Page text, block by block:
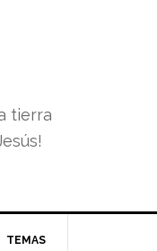
tierra
TEMAS